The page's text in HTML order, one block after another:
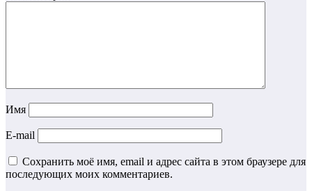
Имя
E-mail
Сохранить моё имя, email и адрес сайта в этом браузере для
последующих моих комментариев.